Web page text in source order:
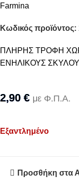
Farmina
Κωδικός προϊόντος:
ΠΛΗΡΗΣ ΤΡΟΦΗ
ΕΝΗΛΙΚΟΥΣ
2,90 € με Φ.Π.Α.
Εξαντλημένο
Προσθήκη στα